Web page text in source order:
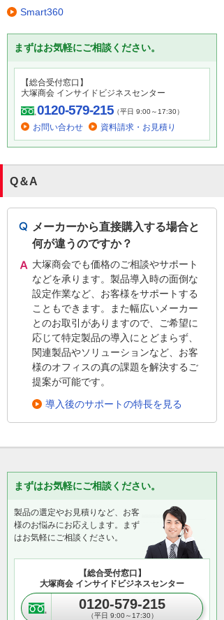
Smart360
まずはお気軽にご相談ください。
【総合受付窓口】
大塚商会 インサイドビジネスセンター
0120-579-215（平日 9:00～17:30）
お問い合わせ 資料請求・お見積り
Q＆A
メーカーから直接購入する場合と
何が違うのですか？
大塚商会でも価格のご相談やサポート
などを承ります。製品導入時の面倒な
設定作業など、お客様をサポートする
こともできます。また幅広いメーカー
とのお取引がありますので、ご希望に
応じて特定製品の導入にとどまらず、
関連製品やソリューションなど、お客
様のオフィスの真の課題を解決するご
提案が可能です。
導入後のサポートの特長を見る
まずはお気軽にご相談ください。
製品の選定やお見積りなど、お客
様のお悩みにお応えします。まず
はお気軽にご相談ください。
【総合受付窓口】
大塚商会 インサイドビジネスセンター
0120-579-215
（平日 9:00～17:30）